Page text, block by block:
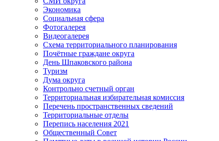
Экономика
Социальная сфера
Фотогалерея
Видеогалерея
Схема территориального планирования
Почётные граждане округа
День Шпаковского района
Туризм
Дума округа
Контрольно счетный орган
Территориальная избирательная комиссия
Перечень пространственных сведений
Территориальные отделы
Перепись населения 2021
Общественный Совет